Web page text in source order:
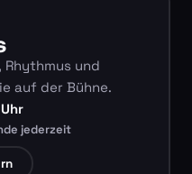
Rhythmus und
auf der Bühne.
jederzeit